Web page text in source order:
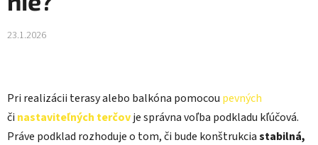
23.1.2026
Pri realizácii terasy alebo balkóna pomocou pevných
či nastaviteľných terčovje správna voľba podkladu kľúčová.
Práve podklad rozhoduje o tom, či bude konštrukciastabilná,